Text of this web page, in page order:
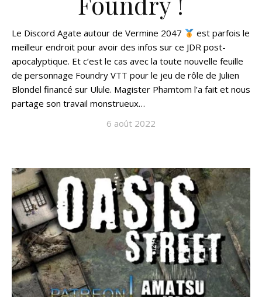
Le Discord Agate autour de Vermine 2047
est parfois le
meilleur endroit pour avoir des infos sur ce JDR post-
apocalyptique. Et c’est le cas avec la toute nouvelle feuille
de personnage Foundry VTT pour le jeu de rôle de Julien
Blondel financé sur Ulule. Magister Phamtom l’a fait et nous
partage son travail monstrueux…
6 août 2022